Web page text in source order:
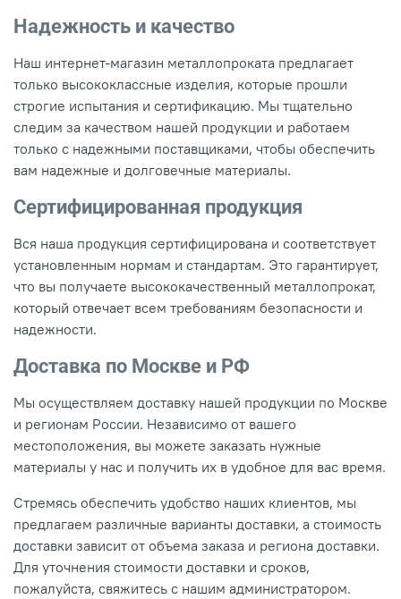
Надежность и качество
Наш интернет-магазин металлопроката предлагает
только высококлассные изделия, которые прошли
строгие испытания и сертификацию. Мы тщательно
следим за качеством нашей продукции и работаем
только с надежными поставщиками, чтобы обеспечить
вам надежные и долговечные материалы.
Сертифицированная продукция
Вся наша продукция сертифицирована и соответствует
установленным нормам и стандартам. Это гарантирует,
что вы получаете высококачественный металлопрокат,
который отвечает всем требованиям безопасности и
надежности.
Доставка по Москве и РФ
Мы осуществляем доставку нашей продукции по Москве
и регионам России. Независимо от вашего
местоположения, вы можете заказать нужные
материалы у нас и получить их в удобное для вас время.
Стремясь обеспечить удобство наших клиентов, мы
предлагаем различные варианты доставки, а стоимость
доставки зависит от объема заказа и региона доставки.
Для уточнения стоимости доставки и сроков,
пожалуйста, свяжитесь с нашим администратором.